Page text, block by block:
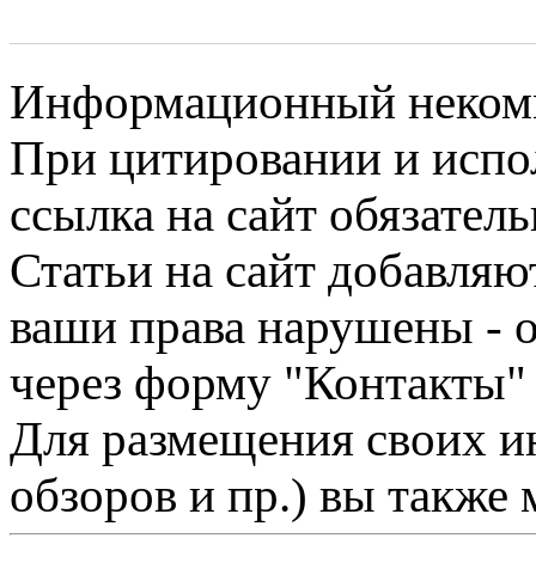
Информационный
При цитировании и
ссылка на сайт
Статьи на сайт
ваши права нарушены -
через форму "Контакты"
Для размещения своих
обзоров и пр.) вы также